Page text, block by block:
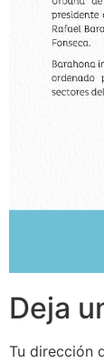
Deja
Tu dirección